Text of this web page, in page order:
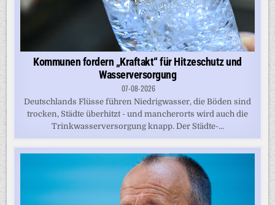
Kommunen fordern „Kraftakt“ für Hitzeschutz und
Wasserversorgung
07-08-2026
Deutschlands Flüsse führen Niedrigwasser, die Böden sind
trocken, Städte überhitzt - und mancherorts wird auch die
Trinkwasserversorgung knapp. Der Städte-...